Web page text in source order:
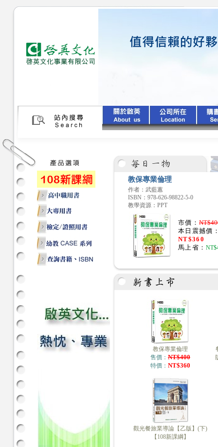
教保專業倫理
作者：武藍蕙
ISBN：978-626-98822-5-0
教學資源：PPT
市價：
本日震撼價
NT$360
馬上省：
教保專業倫理
售價： NT$400
特價： NT$360
觀光餐旅業導論【乙版】(下)
【108新課綱】